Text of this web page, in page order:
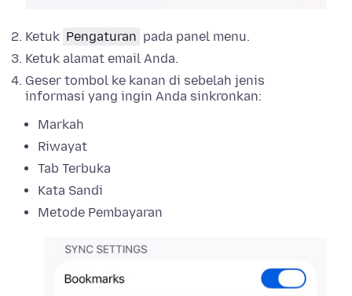
Ketuk Pengaturan pada panel menu.
Ketuk alamat email Anda.
Geser tombol ke kanan di sebelah jenis
informasi yang ingin Anda sinkronkan:
Markah
Riwayat
Tab Terbuka
Kata Sandi
Metode Pembayaran